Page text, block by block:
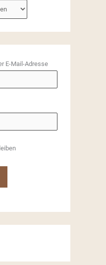
E-Mail-Adresse